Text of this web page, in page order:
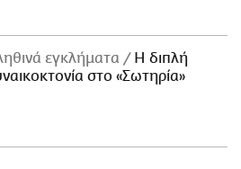
εγκλήματα
Η διπλή
στο «Σωτηρία»